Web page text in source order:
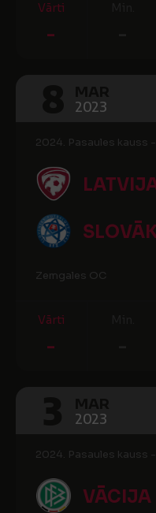
Vārti
-
2023
2024. Pasaules kauss
Zemgales OC
Vārti
-
2023
2024. Pasaules kauss
VĀCIJA